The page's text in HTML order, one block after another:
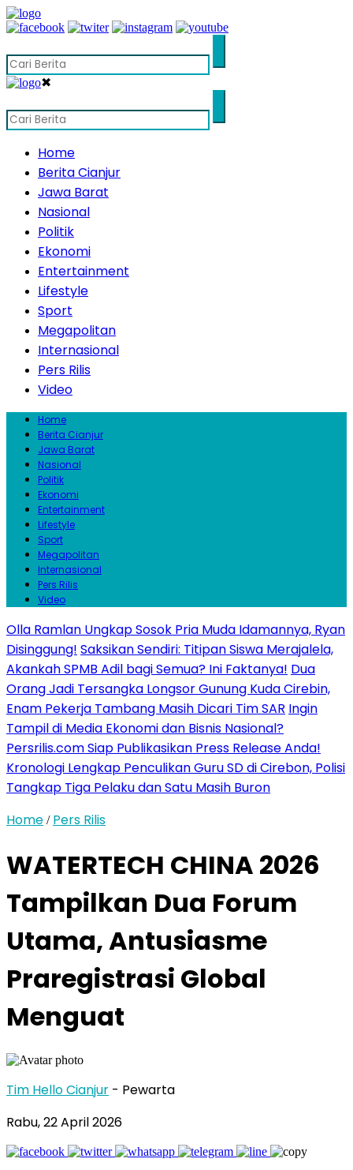
✖
Home
Berita Cianjur
Jawa Barat
Nasional
Politik
Ekonomi
Entertainment
Lifestyle
Sport
Megapolitan
Internasional
Pers Rilis
Video
Home
Berita Cianjur
Jawa Barat
Nasional
Politik
Ekonomi
Entertainment
Lifestyle
Sport
Megapolitan
Internasional
Pers Rilis
Video
Olla Ramlan Ungkap Sosok Pria Muda Idamannya, Ryan
Disinggung! Saksikan Sendiri: Titipan Siswa Merajalela,
Akankah SPMB Adil bagi Semua? Ini Faktanya! Dua
Orang Jadi Tersangka Longsor Gunung Kuda Cirebin,
Enam Pekerja Tambang Masih Dicari Tim SAR Ingin
Tampil di Media Ekonomi dan Bisnis Nasional?
Persrilis.com Siap Publikasikan Press Release Anda!
Kronologi Lengkap Penculikan Guru SD di Cirebon, Polisi
Tangkap Tiga Pelaku dan Satu Masih Buron
Home / Pers Rilis
WATERTECH CHINA 2026
Tampilkan Dua Forum
Utama, Antusiasme
Praregistrasi Global
Menguat
Tim Hello Cianjur - Pewarta
Rabu, 22 April 2026